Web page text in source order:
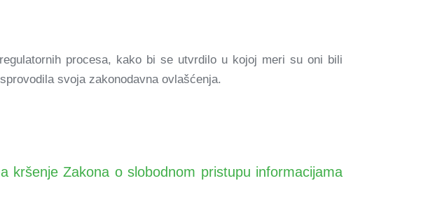
procesa, kako bi se utvrdilo u kojoj meri su oni bili
svoja zakonodavna ovlašćenja.
kršenje Zakona o slobodnom pristupu informacijama